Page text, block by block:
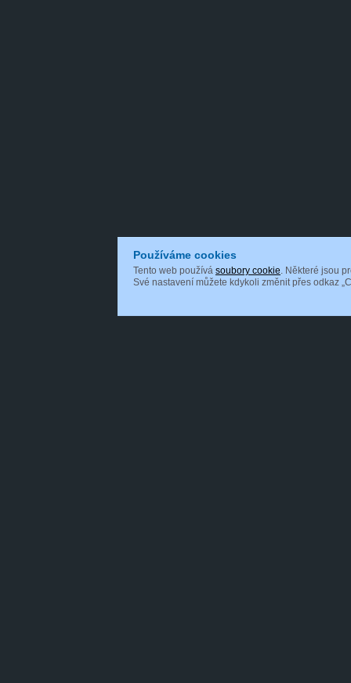
Používáme cookies
Tento web používá soubory cookie . Některé jsou
Své nastavení můžete kdykoli změnit přes odkaz